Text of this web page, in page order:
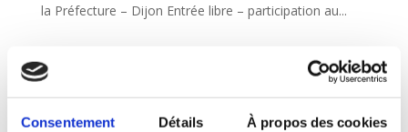
Consentement Détails À propos des cookies
la Préfecture – Dijon Entrée libre – participation au...
24 et 26 Juin – Dijon – Concert
par